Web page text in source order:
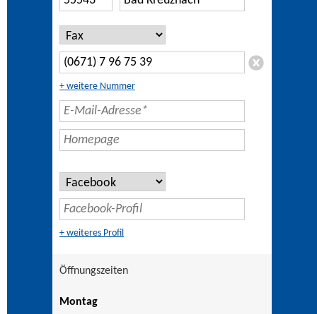
+ weitere Nummer
+ weiteres Profil
Öffnungszeiten
Montag